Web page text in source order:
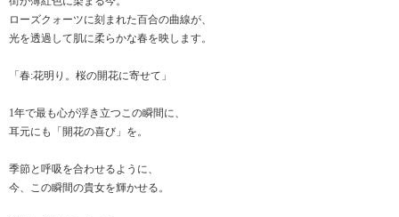
ローズクォーツに刻まれた百合の曲線が、
光を透過して肌に柔らかな春を映します。
「春:花明り。桜の開花に寄せて」
1年で最も心が浮き立つこの瞬間に、
耳元にも「開花の喜び」を。
季節と呼吸を合わせるように、
今、この瞬間の貴女を輝かせる。